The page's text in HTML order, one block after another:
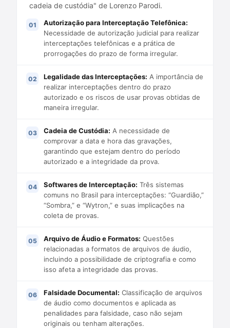
cadeia de custódia" de Lorenzo Parodi.
Autorização para Interceptação Telefônica:
Necessidade de autorização judicial para realizar
interceptações telefônicas e a prática de
prorrogações do prazo de forma irregular.
Legalidade das Interceptações: A importância de
realizar interceptações dentro do prazo
autorizado e os riscos de usar provas obtidas de
maneira irregular.
Cadeia de Custódia: A necessidade de
comprovar a data e hora das gravações,
garantindo que estejam dentro do período
autorizado e a integridade da prova.
Softwares de Interceptação: Três sistemas
comuns no Brasil para interceptações: “Guardião,”
“Sombra,” e “Wytron,” e suas implicações na
coleta de provas.
Arquivo de Áudio e Formatos: Questões
relacionadas a formatos de arquivos de áudio,
incluindo a possibilidade de criptografia e como
isso afeta a integridade das provas.
Falsidade Documental: Classificação de arquivos
de áudio como documentos e aplicada as
penalidades para falsidade, caso não sejam
originais ou tenham alterações.